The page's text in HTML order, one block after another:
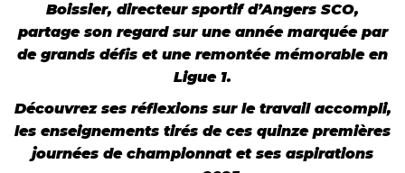
Boissier, directeur sportif d’Angers SCO,
partage son regard sur une année marquée par
de grands défis et une remontée mémorable en
Ligue 1.
Découvrez ses réflexions sur le travail accompli,
les enseignements tirés de ces quinze premières
journées de championnat et ses aspirations